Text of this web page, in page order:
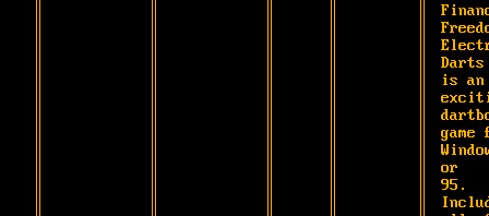
Darts
is an
game
or
95.